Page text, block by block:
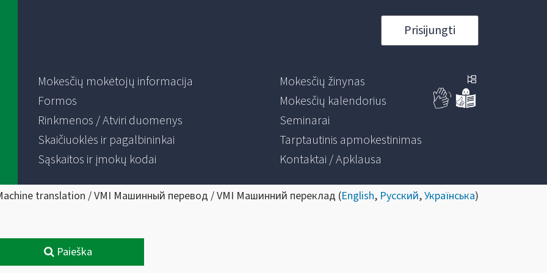
Prisijungti
Mokesčių mokėtojų informacija
Formos
Rinkmenos / Atviri duomenys
Skaičiuoklės ir pagalbininkai
Sąskaitos ir įmokų kodai
Mokesčių žinynas
Mokesčių kalendorius
Seminarai
Tarptautinis apmokestinimas
Kontaktai / Apklausa
translation / VMI Машинный перевод / VMI Машинний переклад (English, Русский,Українська)
Paieška